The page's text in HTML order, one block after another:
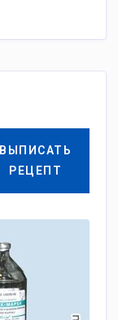
ВЫПИСАТЬ
РЕЦЕПТ